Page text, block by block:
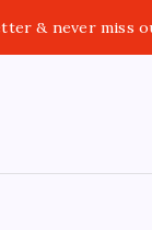
& never miss